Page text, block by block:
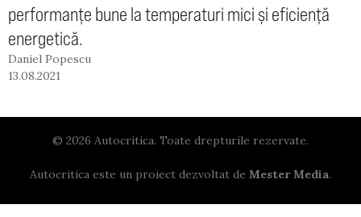
performanțe bune la temperaturi mici și eficiență
energetică.
Daniel Popescu
13.08.2021
© 2026 Autocritica. Toate drepturile rezervate.
Autocritica este un proiect dezvoltat de Mester Media.